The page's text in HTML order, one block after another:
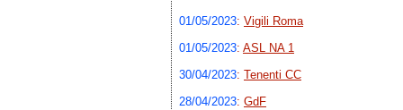
01/05/2023: Vigili Roma
01/05/2023: ASL NA 1
30/04/2023: Tenenti CC
28/04/2023: GdF